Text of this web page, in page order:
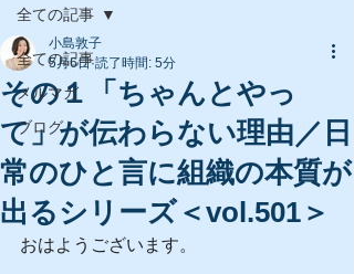
全ての記事
メルマガ
ブログ
全ての記事
その１「ちゃんとやっ
て」が伝わらない理由／日
常のひと言に組織の本質が
出るシリーズ＜vol.501＞
小島敦子
5月6日 読了時間: 5分
おはようございます。